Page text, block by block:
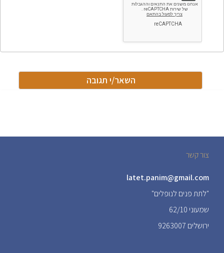
צור קשר
latet.panim@gmail.com
"לתת פנים לנופלים"
שמעוני 62/10
ירושלים 9263007